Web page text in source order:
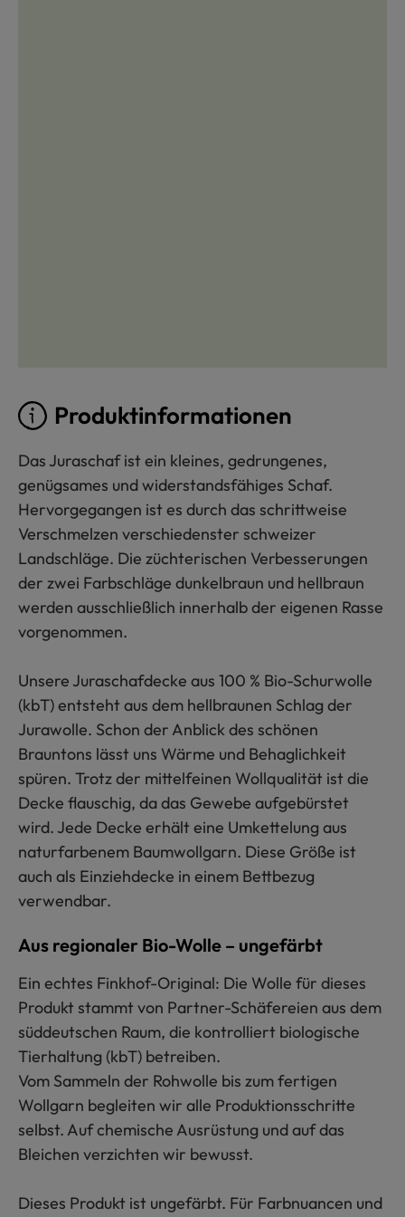
Produktinformationen
Das Juraschaf ist ein kleines, gedrungenes,
genügsames und widerstandsfähiges Schaf.
Hervorgegangen ist es durch das schrittweise
Verschmelzen verschiedenster schweizer
Landschläge. Die züchterischen Verbesserungen
der zwei Farbschläge dunkelbraun und hellbraun
werden ausschließlich innerhalb der eigenen Rasse
vorgenommen.
Unsere Juraschafdecke aus 100 % Bio-Schurwolle
(kbT) entsteht aus dem hellbraunen Schlag der
Jurawolle. Schon der Anblick des schönen
Brauntons lässt uns Wärme und Behaglichkeit
spüren. Trotz der mittelfeinen Wollqualität ist die
Decke flauschig, da das Gewebe aufgebürstet
wird. Jede Decke erhält eine Umkettelung aus
naturfarbenem Baumwollgarn. Diese Größe ist
auch als Einziehdecke in einem Bettbezug
verwendbar.
Aus regionaler Bio-Wolle – ungefärbt
Ein echtes Finkhof-Original: Die Wolle für dieses
Produkt stammt von Partner-Schäfereien aus dem
süddeutschen Raum, die kontrolliert biologische
Tierhaltung (kbT) betreiben.
Vom Sammeln der Rohwolle bis zum fertigen
Wollgarn begleiten wir alle Produktionsschritte
selbst. Auf chemische Ausrüstung und auf das
Bleichen verzichten wir bewusst.
Dieses Produkt ist ungefärbt. Für Farbnuancen und